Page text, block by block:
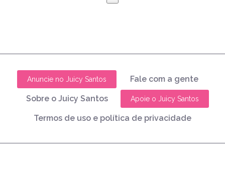
Anuncie no Juicy Santos Fale com a gente
Sobre o Juicy Santos Apoie o Juicy Santos
Termos de uso e política de privacidade